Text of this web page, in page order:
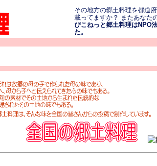
その地方の郷土料理を都道
載ってますか？ またあなた
ぴこねっと郷土料理はNPO
た。